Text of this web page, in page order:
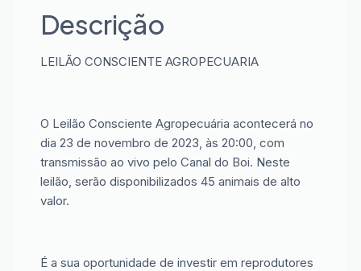
Descrição
LEILÃO CONSCIENTE AGROPECUARIA
O Leilão Consciente Agropecuária acontecerá no
dia 23 de novembro de 2023, às 20:00, com
transmissão ao vivo pelo Canal do Boi. Neste
leilão, serão disponibilizados 45 animais de alto
valor.
É a sua oportunidade de investir em reprodutores